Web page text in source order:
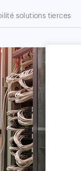
solutions tierces